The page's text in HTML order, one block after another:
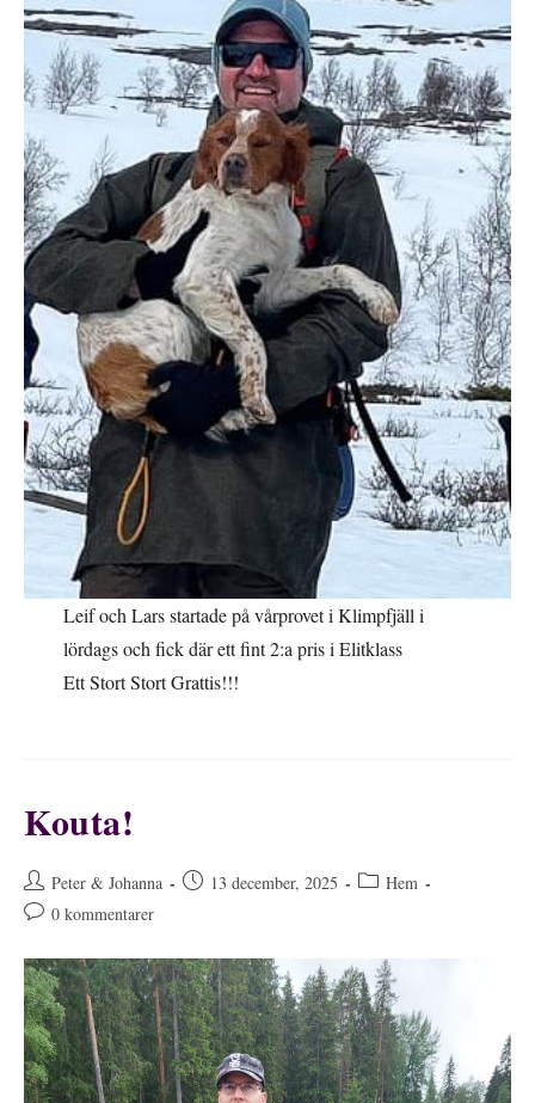
Leif och Lars startade på vårprovet i Klimpfjäll i
lördags och fick där ett fint 2:a pris i Elitklass
Ett Stort Stort Grattis!!!
Kouta!
Inläggsförfattare:
Peter & Johanna
Inlägget13 december, 2025 Inläggskategori:
Hem
Kommentarer
inlägget:
0 kommentarer